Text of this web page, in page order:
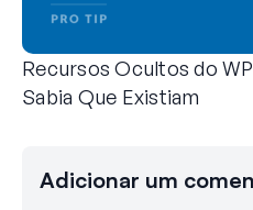
Recursos Ocultos do
Sabia Que Existiam
Adicionar um